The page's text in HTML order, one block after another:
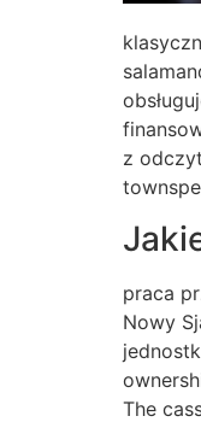
z
praca
Nowy
The